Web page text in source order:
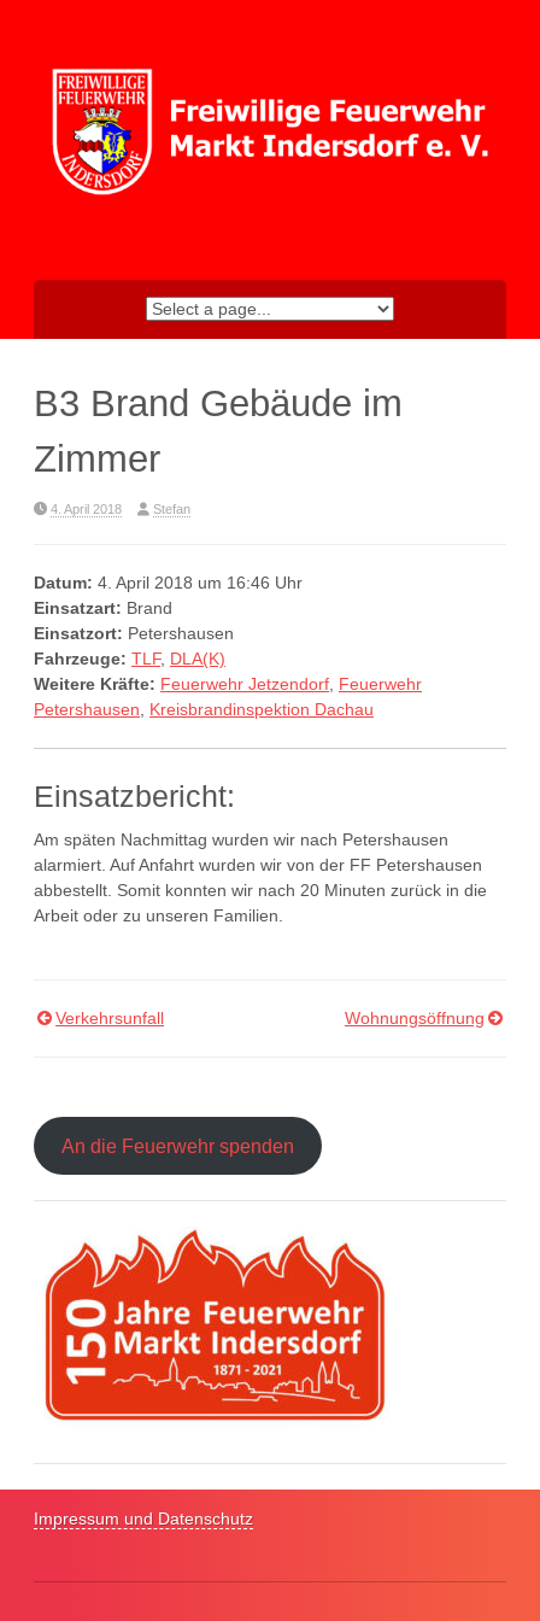
B3 Brand Gebäude im
Zimmer
4. April 2018 Stefan
Datum: 4. April 2018 um 16:46 Uhr
Einsatzart: Brand
Einsatzort: Petershausen
Fahrzeuge: TLF, DLA(K)
Weitere Kräfte: Feuerwehr Jetzendorf Feuerwehr
Petershausen
Kreisbrandinspektion Dachau
Einsatzbericht:
Am späten Nachmittag wurden wir nach Petershausen
alarmiert. Auf Anfahrt wurden wir von der FF Petershausen
abbestellt. Somit konnten wir nach 20 Minuten zurück in die
Arbeit oder zu unseren Familien.
Beitragsnavigation
Verkehrsunfall Wohnungsöffnung
An die Feuerwehr spenden
Impressum und Datenschutz